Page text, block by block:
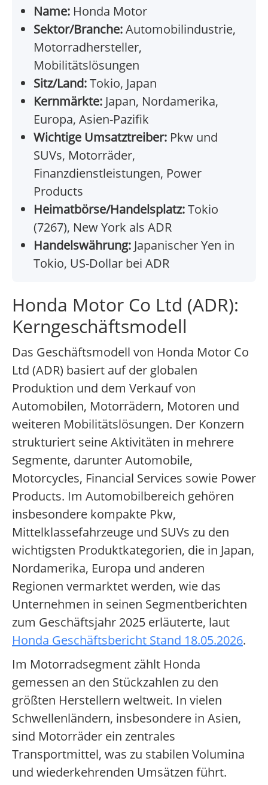
Name: Honda Motor
Sektor/Branche:Automobilindustrie,
Motorradhersteller,
Mobilitätslösungen
Sitz/Land:Tokio, Japan
Kernmärkte: Japan, Nordamerika,
Europa, Asien-Pazifik
Wichtige Umsatztreiber: Pkw und
SUVs, Motorräder,
Finanzdienstleistungen, Power
Products
Heimatbörse/Handelsplatz:Tokio
(7267), New York als ADR
Handelswährung: Japanischer Yen in
Tokio, US-Dollar bei ADR
Honda Motor Co Ltd (ADR):
Kerngeschäftsmodell
Das Geschäftsmodell von Honda Motor Co
Ltd (ADR) basiert auf der globalen
Produktion und dem Verkauf von
Automobilen, Motorrädern, Motoren und
weiteren Mobilitätslösungen. Der Konzern
strukturiert seine Aktivitäten in mehrere
Segmente, darunter Automobile,
Motorcycles, Financial Services sowie Power
Products. Im Automobilbereich gehören
insbesondere kompakte Pkw,
Mittelklassefahrzeuge und SUVs zu den
wichtigsten Produktkategorien, die in Japan,
Nordamerika, Europa und anderen
Regionen vermarktet werden, wie das
Unternehmen in seinen Segmentberichten
zum Geschäftsjahr 2025 erläuterte, laut
Honda Geschäftsbericht Stand 18.05.2026.
Im Motorradsegment zählt Honda
gemessen an den Stückzahlen zu den
größten Herstellern weltweit. In vielen
Schwellenländern, insbesondere in Asien,
sind Motorräder ein zentrales
Transportmittel, was zu stabilen Volumina
und wiederkehrenden Umsätzen führt.